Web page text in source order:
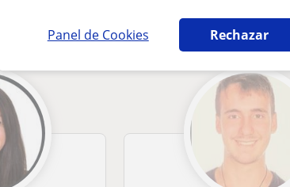
Panel de Cookies Rechazar
Primaria en San Antonio de